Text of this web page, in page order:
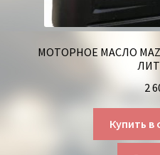
МОТОРНОЕ МАСЛО
2
Купить в